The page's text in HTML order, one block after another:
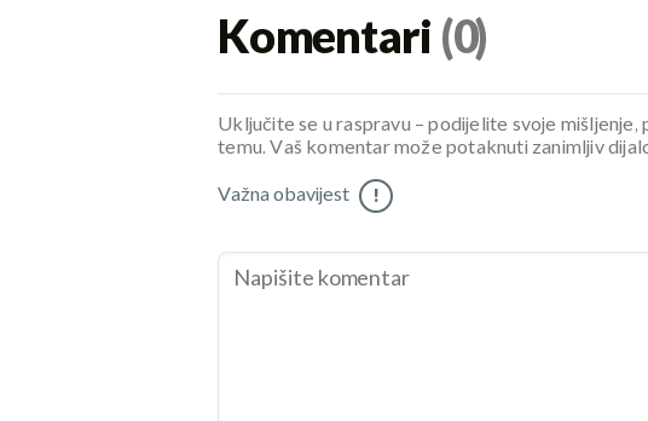
Komentari (0)
Uključite se u raspravu – podijelite svoje
temu. Vaš komentar može potaknuti zanimljiv
Važna obavijest !